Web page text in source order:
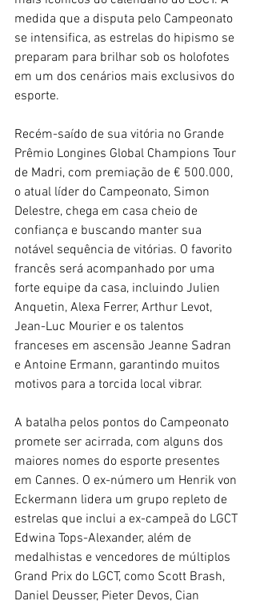
medida que a disputa pelo Campeonato
se intensifica, as estrelas do hipismo se
preparam para brilhar sob os holofotes
em um dos cenários mais exclusivos do
esporte.
Recém-saído de sua vitória no Grande
Prêmio Longines Global Champions Tour
de Madri, com premiação de € 500.000,
o atual líder do Campeonato, Simon
Delestre, chega em casa cheio de
confiança e buscando manter sua
notável sequência de vitórias. O favorito
francês será acompanhado por uma
forte equipe da casa, incluindo Julien
Anquetin, Alexa Ferrer, Arthur Levot,
Jean-Luc Mourier e os talentos
franceses em ascensão Jeanne Sadran
e Antoine Ermann, garantindo muitos
motivos para a torcida local vibrar.
A batalha pelos pontos do Campeonato
promete ser acirrada, com alguns dos
maiores nomes do esporte presentes
em Cannes. O ex-número um Henrik von
Eckermann lidera um grupo repleto de
estrelas que inclui a ex-campeã do LGCT
Edwina Tops-Alexander, além de
medalhistas e vencedores de múltiplos
Grand Prix do LGCT, como Scott Brash,
Daniel Deusser, Pieter Devos, Cian